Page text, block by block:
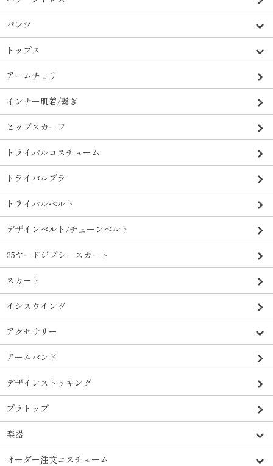
パンツ
トップス
アームチョリ
インナー肌着/繋ぎ
ヒップスカーフ
トライバルコスチューム
トライバルブラ
トライバルベルト
デザインベルト/チェーンベルト
25ヤードジプシースカート
スカート
イシスウイング
アクセサリー
アームバンド
デザインストッキング
ブラトップ
楽器
オーダー注文コスチューム